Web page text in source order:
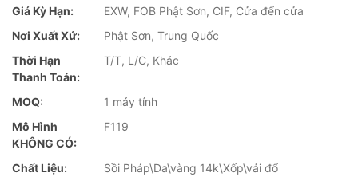
Giá Kỳ Hạn:
EXW, FOB Phật Sơn, CIF, Cửa đến cửa
Nơi Xuất Xứ:
Phật Sơn, Trung Quốc
Thời Hạn
Thanh Toán:
T/T, L/C, Khác
MOQ:
1 máy tính
Mô Hình
KHÔNG CÓ:
F119
Chất Liệu:
Sồi Pháp\Da\vàng 14k\Xốp\vải đổ